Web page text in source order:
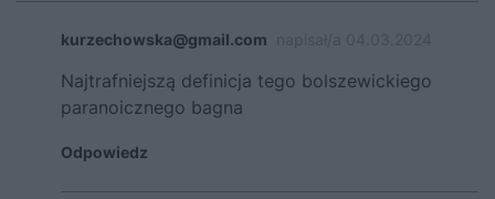
kurzechowska@gmail.com
Najtrafniejszą definicja tego bolszewickiego
paranoicznego bagna
Odpowiedz